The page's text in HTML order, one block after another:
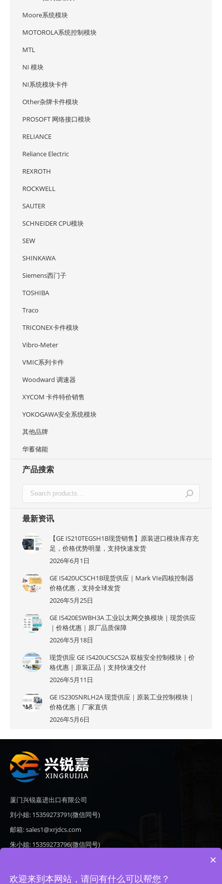
Moore系统模块
MOTOROLA系统控制模块
MTL
NI 模块
NI系统模块卡件
Other杂牌卡件模块
PROSOFT 网络接口模块
RELIANCE
Reliance Electric
REXROTH
ROCKWELL
SAUTER
SCHNEIDER CPU模块
SEW
SHINKAWA
Siemens西门子
TOSHIBA
Traco
TRICONEX卡件模块
Vibro-Meter
VMIC系列卡件
Woodward 调速器
XYCOM 卡件特价销售
YOKOGAWA安全系统模块
其他品牌
华蓄储能
产品搜索
最新资讯
【GE IS210TEGSH1B现货销售】原装进口模块库存充
足，价格优势明显，支持快速发货
2026年6月1日
GE IS420UCSCH1B现货供应｜Mark VIe四核控制器
价格优惠，支持全球发货
2026年5月25日
GE IS420ESWBH3A 工业以太网交换模块｜现货供应
｜价格优惠｜原厂品质保障
2026年5月18日
现货供应 GE IS420UCSCS2A 双核安全控制模块｜价
格优惠｜原装正品｜支持快速交付
2026年5月11日
GE IS230SNRLH2A 现货供应｜原装工业控制模块｜
价格优惠｜厂家直供
2026年5月6日
厦门兴锐嘉进出口有限公司
刘小姐: 15359273791(微信同号)
邮箱: sales1@xrjdcs.com
朱小姐: 15359273796(微信同号)
地址: 厦门市翔安区新澳路510号海峡现代城A座6楼609
×
欢迎来到本网站，请问有什么可以帮您？